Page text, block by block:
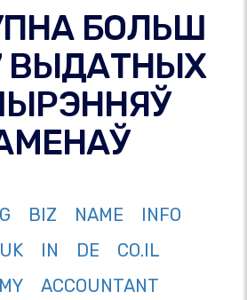
БОЛЬШ
ВЫДАТНЫХ
BIZ NAME
INFO
IN DE
CO.IL
ACCOUNTANT